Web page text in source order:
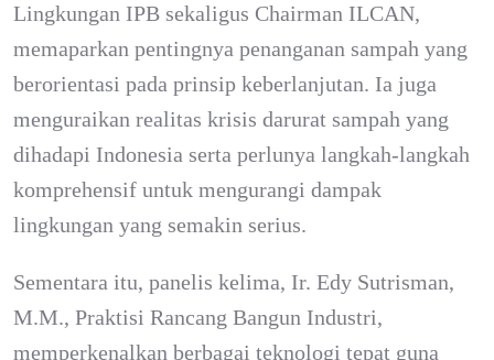
Lingkungan IPB sekaligus Chairman ILCAN,
memaparkan pentingnya penanganan sampah yang
berorientasi pada prinsip keberlanjutan. Ia juga
menguraikan realitas krisis darurat sampah yang
dihadapi Indonesia serta perlunya langkah-langkah
komprehensif untuk mengurangi dampak
lingkungan yang semakin serius.
Sementara itu, panelis kelima, Ir. Edy Sutrisman,
M.M., Praktisi Rancang Bangun Industri,
memperkenalkan berbagai teknologi tepat guna